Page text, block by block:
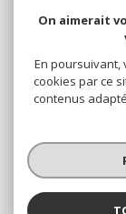
On aimerait
En poursuivant,
cookies par ce
contenus